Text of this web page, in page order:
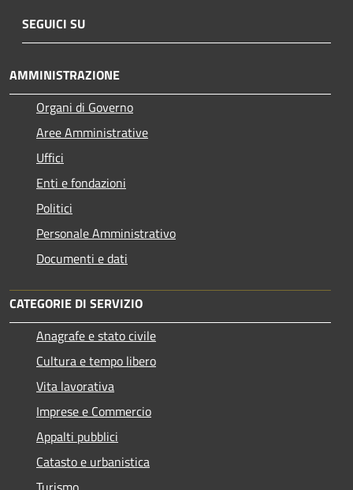
SEGUICI SU
AMMINISTRAZIONE
Organi di Governo
Aree Amministrative
Uffici
Enti e fondazioni
Politici
Personale Amministrativo
Documenti e dati
CATEGORIE DI SERVIZIO
Anagrafe e stato civile
Cultura e tempo libero
Vita lavorativa
Imprese e Commercio
Appalti pubblici
Catasto e urbanistica